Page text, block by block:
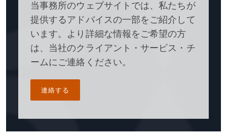
当事務所のウェブサイトでは、私たちが
提供するアドバイスの一部をご紹介して
います。より詳細な情報をご希望の方
は、当社のクライアント・サービス・チ
ームにご連絡ください。
連絡する